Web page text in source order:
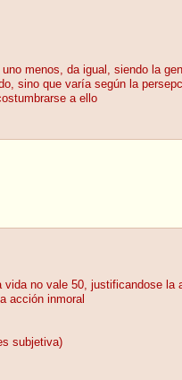
menos, da igual, siendo la
sino que varía según la
a ello
no vale 50, justificandose la
acción inmoral
subjetiva)